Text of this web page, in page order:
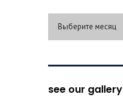
Выберите месяц
see our gallery